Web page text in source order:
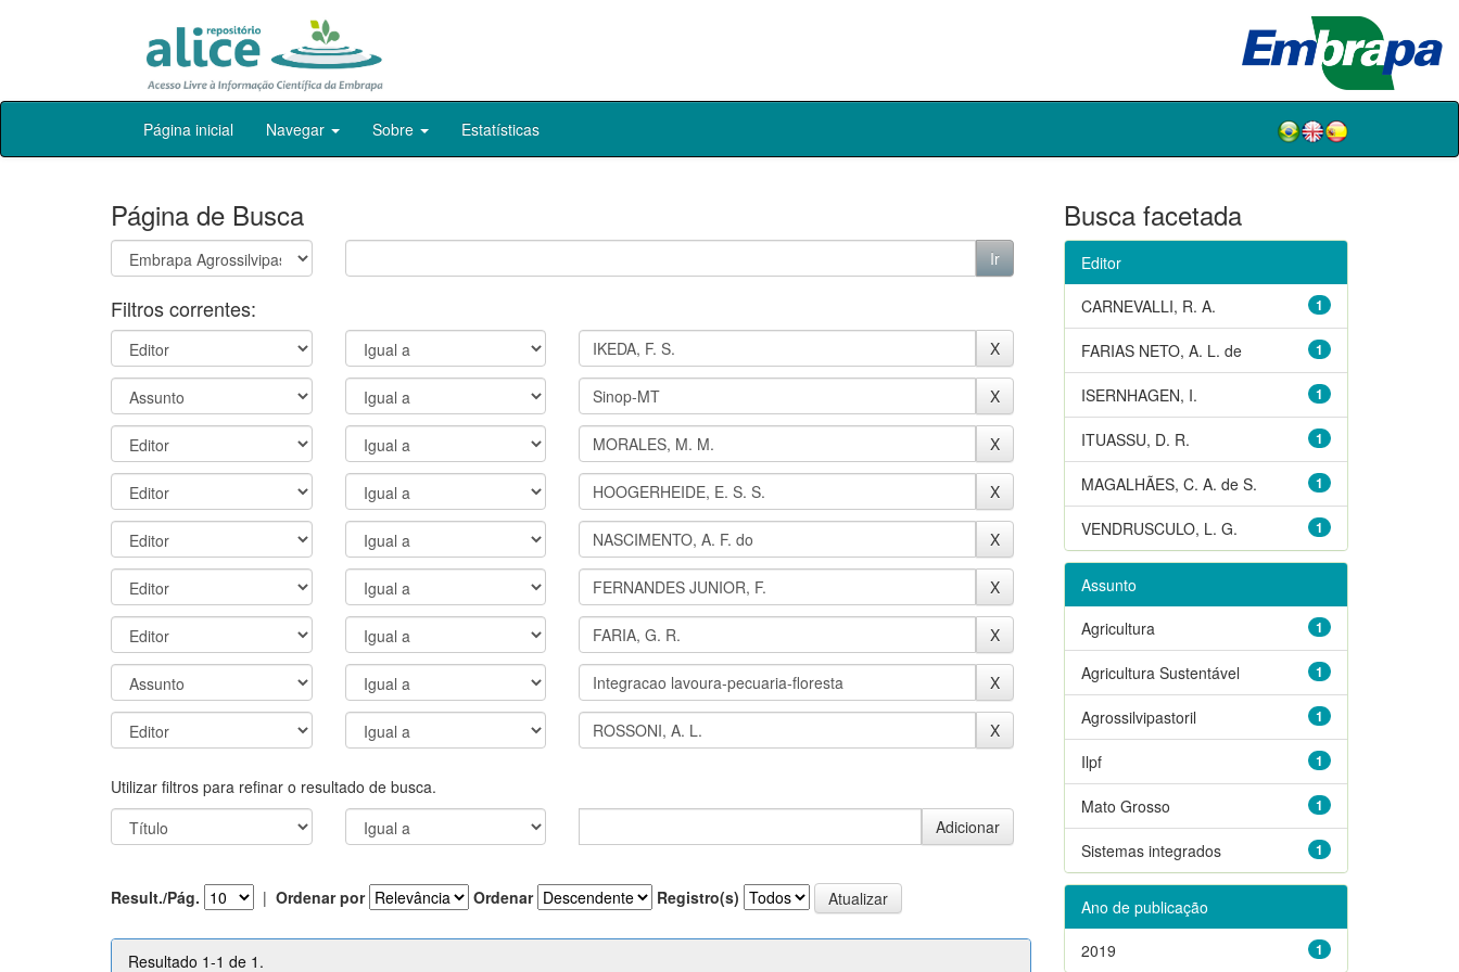
Skip
Página inicial Navegar Sobre Estatísticas
Página de Busca
Filtros correntes:
Utilizar filtros para refinar o resultado de busca.
Result./Pág. | Ordenar por Ordenar Registro(s)
Resultado 1-1 de 1.
Busca facetada
Editor
1
CARNEVALLI, R. A.
1
FARIAS NETO, A. L. de
1
ISERNHAGEN, I.
1
ITUASSU, D. R.
1
MAGALHÃES, C. A. de S.
1
VENDRUSCULO, L. G.
Assunto
1
Agricultura
1
Agricultura Sustentável
1
Agrossilvipastoril
1
Ilpf
1
Mato Grosso
1
Sistemas integrados
Ano de publicação
1
2019